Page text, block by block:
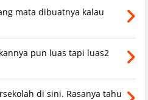
mata dibuatnya kalau
pun luas tapi luas2
di sini. Rasanya tahu